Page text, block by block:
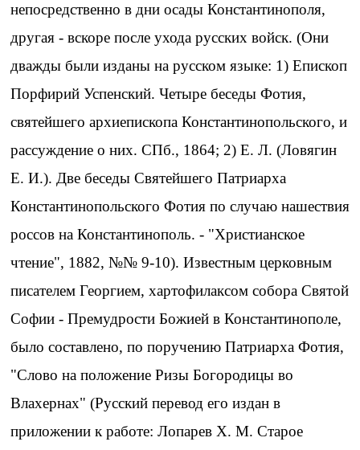
непосредственно в дни осады Константинополя,
другая - вскоре после ухода русских войск. (Они
дважды были изданы на русском языке: 1) Епископ
Порфирий Успенский. Четыре беседы Фотия,
святейшего архиепископа Константинопольского, и
рассуждение о них. СПб., 1864; 2) Е. Л. (Ловягин
Е. И.). Две беседы Святейшего Патриарха
Константинопольского Фотия по случаю нашествия
россов на Константинополь. - "Христианское
чтение", 1882, №№ 9-10). Известным церковным
писателем Георгием, хартофилаксом собора Святой
Софии - Премудрости Божией в Константинополе,
было составлено, по поручению Патриарха Фотия,
"Слово на положение Ризы Богородицы во
Влахернах" (Русский перевод его издан в
приложении к работе: Лопарев Х. М. Старое